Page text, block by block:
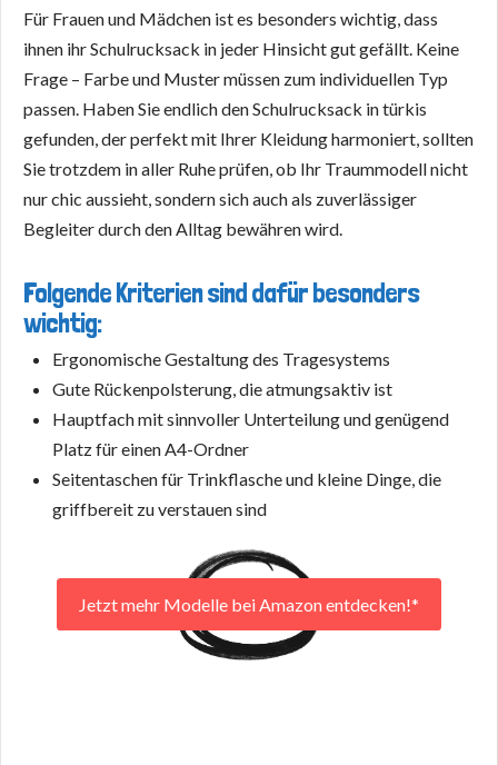
Für Frauen und Mädchen ist es besonders wichtig, dass
ihnen ihr Schulrucksack in jeder Hinsicht gut gefällt. Keine
Frage – Farbe und Muster müssen zum individuellen Typ
passen. Haben Sie endlich den Schulrucksack in türkis
gefunden, der perfekt mit Ihrer Kleidung harmoniert, sollten
Sie trotzdem in aller Ruhe prüfen, ob Ihr Traummodell nicht
nur chic aussieht, sondern sich auch als zuverlässiger
Begleiter durch den Alltag bewähren wird.
Folgende Kriterien sind dafür besonders
wichtig:
Ergonomische Gestaltung des Tragesystems
Gute Rückenpolsterung, die atmungsaktiv ist
Hauptfach mit sinnvoller Unterteilung und genügend
Platz für einen A4-Ordner
Seitentaschen für Trinkflasche und kleine Dinge, die
griffbereit zu verstauen sind
Jetzt mehr Modelle bei Amazon entdecken!*